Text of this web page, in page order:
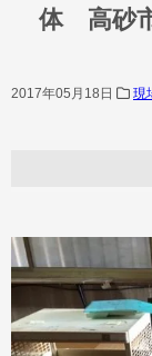
体 高砂
2017年05月18日 現